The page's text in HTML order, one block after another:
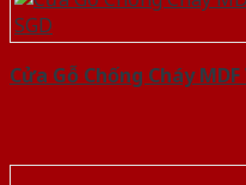
Cửa Gỗ Chống Cháy